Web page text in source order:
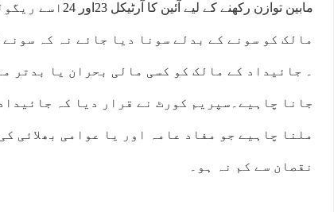
مابین توازن رکھنے
مالک کو سونے کے بدلے سونا دیا جائے نہ کہ
۔ جائیداد کے مالک کو کسی مالی بحران یا بدتر
جانا چاہیے۔سپریم کورٹ نے قرار دیا کہ
ملنا چاہیے جو مفاد عامہ اور یا عوامی بھلائی
نقصان سے کم نہ ہو۔